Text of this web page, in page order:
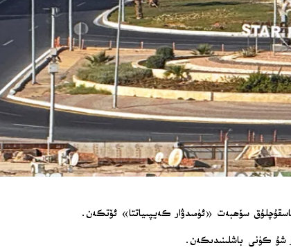
سۆھبەت «ئۈمىدۋار كەيپىياتتا» ئۆتكەن.
شۇ كۈنى باشلىنىدىكەن.